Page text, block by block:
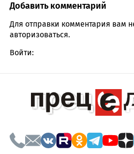
Comment section
Добавить комментарий
Для отправки комментария вам
авторизоваться.
Войти: